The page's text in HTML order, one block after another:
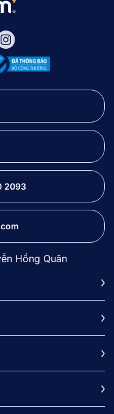
2093
Hồng Quân